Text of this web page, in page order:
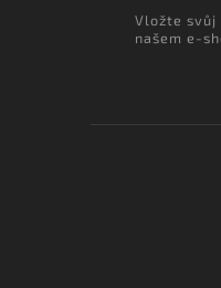
Vložte svůj
našem e-